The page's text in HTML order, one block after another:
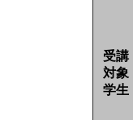
受講
対象
学生